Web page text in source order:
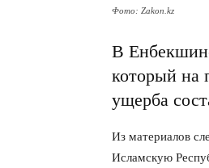
Фото: Zakon.kz
В
который на
ущерба
Из материалов
Исламскую